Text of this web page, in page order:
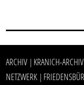
ARCHIV | KRANICH-ARCHIV
NETZWERK |